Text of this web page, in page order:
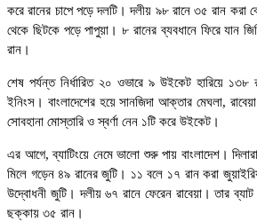
করে রানের চাপে পড়ে দলটি। দলীয় ৯৮ রানে ৩৫ রান করা
থেকে ছিটকে পড়ে পাপুয়া। ৮ রানের ব্যবধানে ফিরে যান
রান।
শেষ পর্যন্ত নির্ধারিত ২০ ওভারে ৯ উইকেট হারিয়ে ১৩৮
ইনিংস। বাংলাদেশের হয়ে সানজিদা আক্তার মেঘলা,
সোবহানা মোস্তারি ও স্বর্ণা নেন ১টি করে উইকেট।
এর আগে, ব্যাটিংয়ে নেমে ভালো শুরু পায় বাংলাদেশ।
মিলে গড়েন ৪৯ রানের জুটি। ১১ বলে ১৭ রান করা
উদ্বোধনী জুটি। দলীয় ৬৭ রানে ফেরেন রাবেয়া। তার
ছক্কায় ৩৫ রান।